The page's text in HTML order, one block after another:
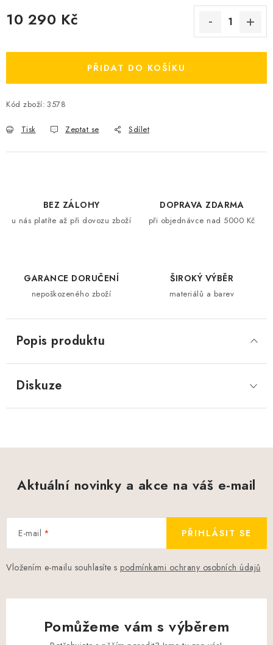
10 290 Kč
PŘIDAT DO KOŠÍKU
Kód zboží: 3578
Tisk Zeptat se Sdílet
BEZ ZÁLOHY
u nás platíte až při dovozu zboží
DOPRAVA ZDARMA
při objednávce nad 5000 Kč
GARANCE DORUČENÍ
nepoškozeného zboží
ŠIROKÝ VÝBĚR
materiálů a barev
Popis produktu
Diskuze
Aktuální novinky a akce na váš e-mail
E-mail
Vložením e-mailu souhlasíte s podmínkami ochrany osobních údajů
PŘIHLÁSIT SE
Pomůžeme vám s výběrem